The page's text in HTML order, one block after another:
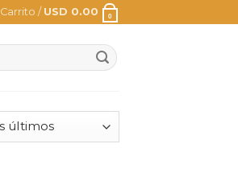
Carrito / USD 0.00 0